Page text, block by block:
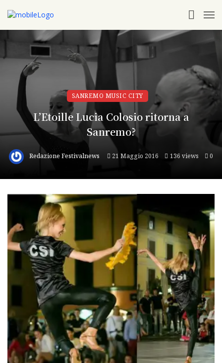
SANREMO MUSIC CITY
L’Etoille Lucia Colosio ritorna a
Sanremo?
Redazione Festivalnews 21 Maggio 2016 136 views 0